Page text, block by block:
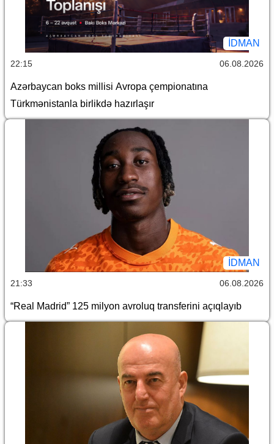
İDMAN
22:15 06.08.2026
Azərbaycan boks millisi Avropa çempionatına
Türkmənistanla birlikdə hazırlaşır
İDMAN
21:33 06.08.2026
“Real Madrid” 125 milyon avroluq transferini açıqlayıb